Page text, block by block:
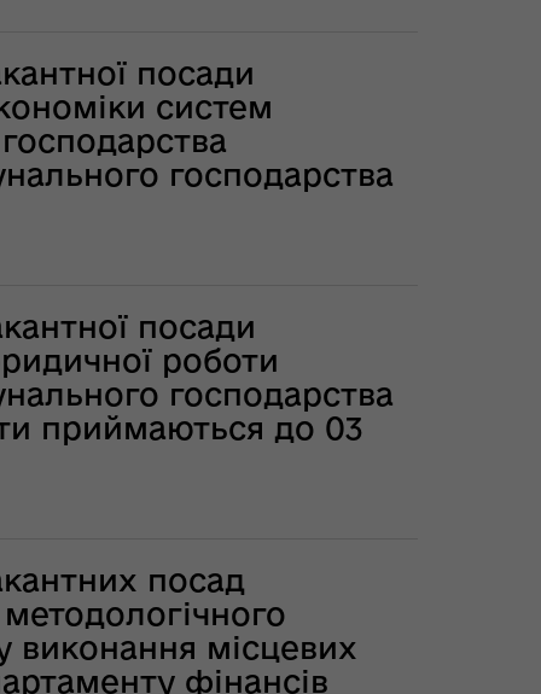
посади
систем
господарства
посади
роботи
господарства
приймаються до 03
посад
виконання місцевих
фінансів